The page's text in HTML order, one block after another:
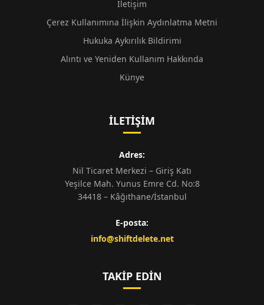
İletişim
Çerez Kullanımına İlişkin Aydınlatma Metni
Hukuka Aykırılık Bildirimi
Alıntı ve Yeniden Kullanım Hakkında
Künye
İLETIŞIM
Adres:
Nil Ticaret Merkezi – Giriş Katı
Yeşilce Mah. Yunus Emre Cd. No:8
34418 – Kâğıthane/İstanbul
E-posta:
info@shiftdelete.net
TAKIP EDIN